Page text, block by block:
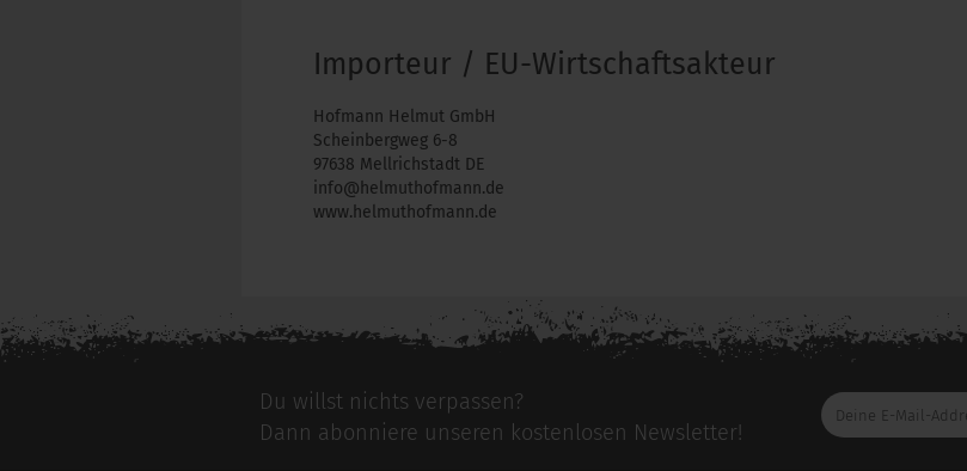
Importeur / EU-Wirtschaftsakteur
Hofmann Helmut GmbH
Scheinbergweg 6-8
97638 Mellrichstadt DE
info@helmuthofmann.de
www.helmuthofmann.de
Du willst nichts verpassen?
Dann abonniere unseren kostenlosen Newsletter!
Deine
E-